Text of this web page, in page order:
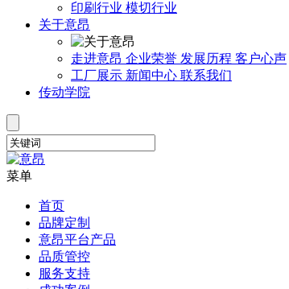
印刷行业 模切行业
关于意昂
走进意昂 企业荣誉 发展历程 客户心声
工厂展示 新闻中心 联系我们
传动学院
菜单
首页
品牌定制
意昂平台产品
品质管控
服务支持